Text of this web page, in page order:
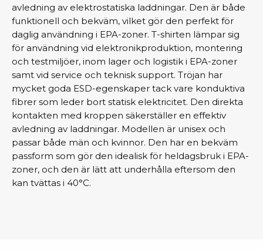
avledning av elektrostatiska laddningar. Den är både
funktionell och bekväm, vilket gör den perfekt för
daglig användning i EPA-zoner. T-shirten lämpar sig
för användning vid elektronikproduktion, montering
och testmiljöer, inom lager och logistik i EPA-zoner
samt vid service och teknisk support. Tröjan har
mycket goda ESD-egenskaper tack vare konduktiva
fibrer som leder bort statisk elektricitet. Den direkta
kontakten med kroppen säkerställer en effektiv
avledning av laddningar. Modellen är unisex och
passar både män och kvinnor. Den har en bekväm
passform som gör den idealisk för heldagsbruk i EPA-
zoner, och den är lätt att underhålla eftersom den
kan tvättas i 40°C.